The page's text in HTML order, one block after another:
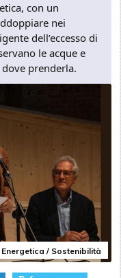
con un
nei
dell’eccesso di
le acque e
prenderla.
/ Sostenibilità